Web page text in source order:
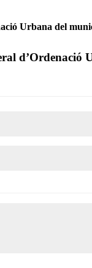
Urbana del
d’Ordenació